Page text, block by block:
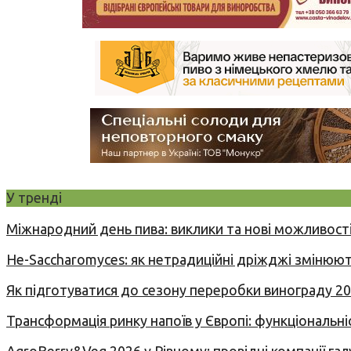
У тренді
Міжнародний день пива: виклики та нові можливості
Не-Saccharomyces: як нетрадиційні дріжджі
Як підготуватися до сезону переробки винограду
Трансформація ринку напоїв у Європі: